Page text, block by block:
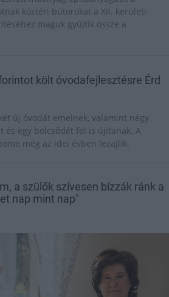
köztéri bútorokat a XII. kerületi
maguk gyűjtik össze a
költ óvodafejlesztésre Érd
új óvodát emelnek, valamint négy
és egy bölcsődét fel is újítanak. A
még az idei évben lezajlik.
a szülők szívesen bízzák ránk a
nap mint nap"